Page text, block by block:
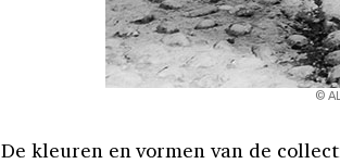
©
De kleuren en vormen van de